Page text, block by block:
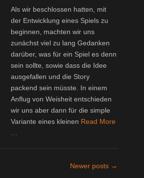
Als wir beschlossen hatten, mit
der Entwicklung eines Spiels zu
beginnen, machten wir uns
zunächst viel zu lang Gedanken
darüber, was für ein Spiel es denn
sein sollte, sowie dass die Idee
ausgefallen und die Story
packend sein müsste. In einem
Anflug von Weisheit entschieden
wir uns aber dann für die simple
Variante eines kleinen Read More
Newer posts →